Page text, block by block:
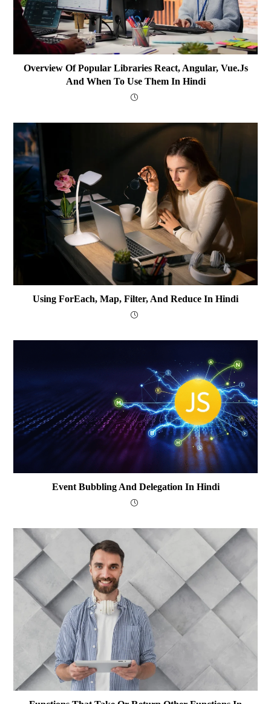
Overview Of Popular Libraries React, Angular, Vue.js
And When To Use Them In Hindi
Using ForEach, Map, Filter, And Reduce In Hindi
Event Bubbling And Delegation In Hindi